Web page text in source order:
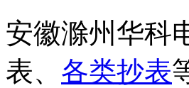
安徽滁州华科
表、 各类抄表